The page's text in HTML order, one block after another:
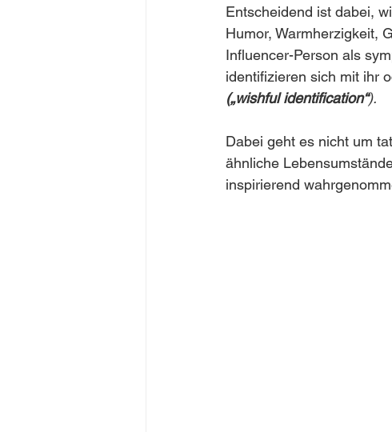
Entscheidend ist dabei,
Humor, Warmherzigkeit,
Influencer-Person als
identifizieren sich mit ihr
(„wishful identification“).
Dabei geht es nicht um
ähnliche
inspirierend